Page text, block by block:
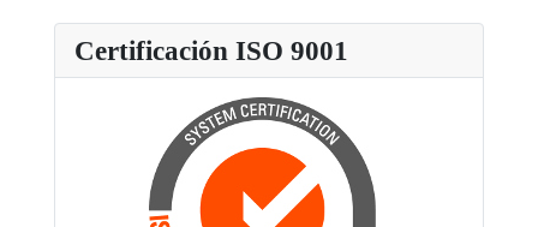
Certificación ISO 9001